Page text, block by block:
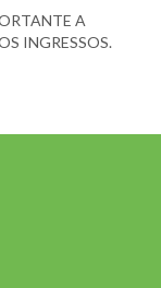
A
INGRESSOS.